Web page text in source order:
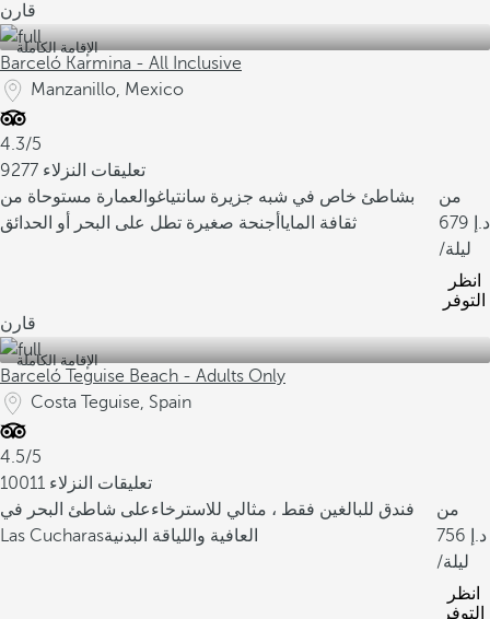
قارن
الإقامة الكاملة
Barceló Karmina - All Inclusive
Manzanillo, Mexico
4.3/5
9277 تعليقات النزلاء
بشاطئ خاص في شبه جزيرة سانتياغو العمارة مستوحاة من
ثقافة المايا أجنحة صغيرة تطل على البحر أو الحدائق
من
679
/ليلة
انظر
التوفر
قارن
الإقامة الكاملة
Barceló Teguise Beach - Adults Only
Costa Teguise, Spain
4.5/5
10011 تعليقات النزلاء
فندق للبالغين فقط ، مثالي للاسترخاءعلى شاطئ البحر في
Las Cucharasالعافية واللياقة البدنية
من
756
/ليلة
انظر
التوفر